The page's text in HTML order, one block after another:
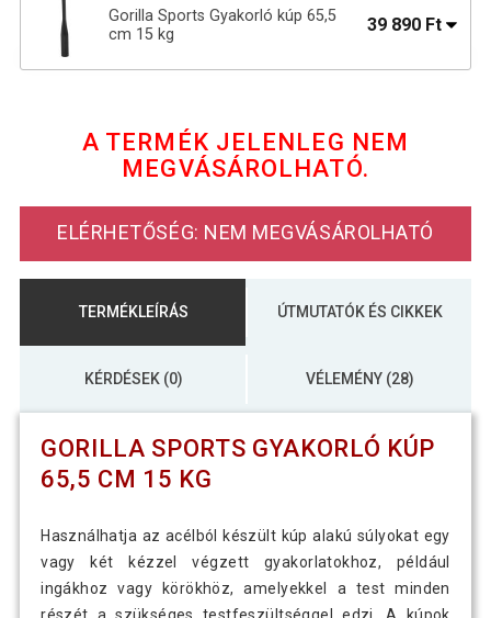
Gorilla Sports Gyakorló kúp 65,5
cm 15 kg
39 890 Ft
Gorilla Sports Gyakorlókúp 41,5 cm 4
kg
kg
A TERMÉK JELENLEG NEM
MEGVÁSÁROLHATÓ.
ELÉRHETŐSÉG: NEM MEGVÁSÁROLHATÓ
TERMÉKLEÍRÁS ÚTMUTATÓK ÉS CIKKEK
KÉRDÉSEK (0) VÉLEMÉNY (28)
GORILLA SPORTS GYAKORLÓ KÚP
65,5 CM 15 KG
Használhatja az acélból készült kúp alakú súlyokat egy
vagy két kézzel végzett gyakorlatokhoz, például
ingákhoz vagy körökhöz, amelyekkel a test minden